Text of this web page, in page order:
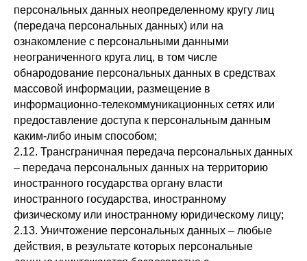
персональных данных неопределенному кругу лиц
(передача персональных данных) или на
ознакомление с персональными данными
неограниченного круга лиц, в том числе
обнародование персональных данных в средствах
массовой информации, размещение в
информационно-телекоммуникационных сетях или
предоставление доступа к персональным данным
каким-либо иным способом;
2.12. Трансграничная передача персональных данных
– передача персональных данных на территорию
иностранного государства органу власти
иностранного государства, иностранному
физическому или иностранному юридическому лицу;
2.13. Уничтожение персональных данных – любые
действия, в результате которых персональные